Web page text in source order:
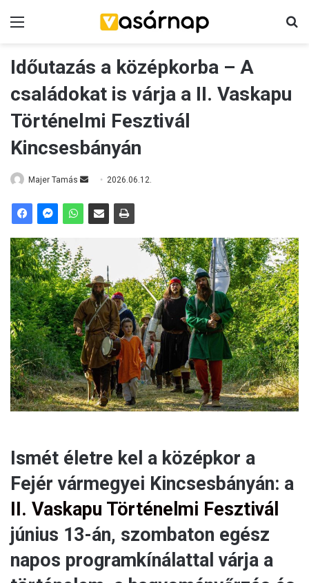
Időutazás a középkorba – A
családokat is várja a II. Vaskapu
Történelmi Fesztivál
Kincsesbányán
Majer Tamás
n
e
m
a
i
l
2026.06.12.
Ismét életre kel a középkor a
Fejér vármegyei Kincsesbányán: a
II. Vaskapu Történelmi Fesztivál
június 13-án, szombaton egész
napos programkínálattal várja a